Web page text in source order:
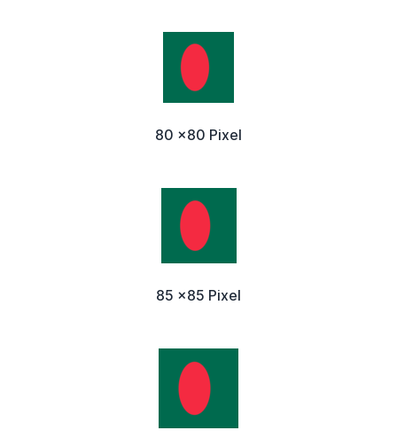
80 x80 Pixel
85 x85 Pixel